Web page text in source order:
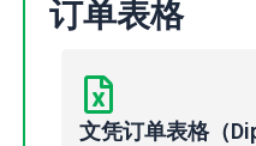
订单表格
文凭订单表格（